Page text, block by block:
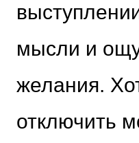
мысли и
желания.
отключить